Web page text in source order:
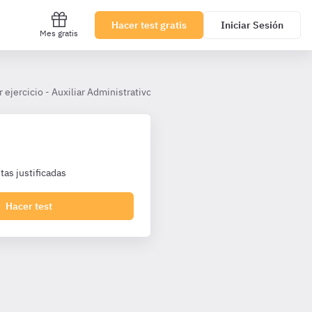
Mes gratis
Hacer test gratis Iniciar Sesión
ejercicio - Auxiliar Administrativo Ayuntamiento de Palma
justificadas
Hacer test